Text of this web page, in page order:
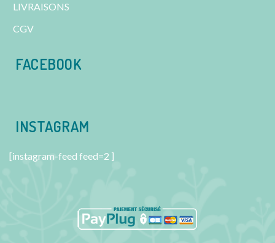
LIVRAISONS
CGV
FACEBOOK
INSTAGRAM
[instagram-feed feed=2 ]